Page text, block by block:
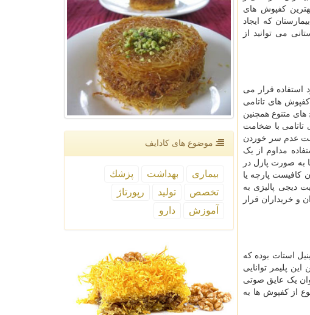
کفپوش های
که ایجاد
می توانید از
استفاده قرار می
های تاتامی
های متنوع همچنین
و کفپوش های تاتامی با ضخامت
جهت عدم سر خوردن
مداوم از یک
به صورت پازل در
کافیست پارچه یا
دیجی پالیزی به
و خریداران قرار
استات بوده که
پلیمر توانایی
یک عایق صوتی
از کفپوش ها به
موضوع های كادایف
بیماری بهداشت
پزشك
تخصص
تولید
رپورتاژ
آموزش
دارو